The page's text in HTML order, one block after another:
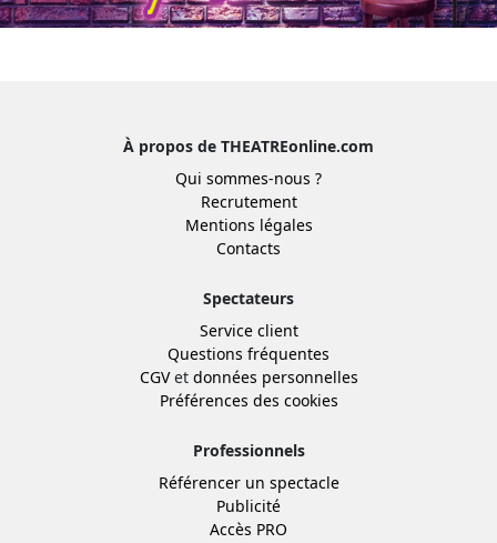
À propos de THEATREonline.com
Qui sommes-nous ?
Recrutement
Mentions légales
Contacts
Spectateurs
Service client
Questions fréquentes
CGVet données personnelles
Préférences des cookies
Professionnels
Référencer un spectacle
Publicité
Accès PRO